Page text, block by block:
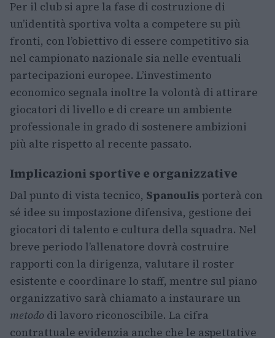
Per il club si apre la fase di costruzione di
un’identità sportiva volta a competere su più
fronti, con l’obiettivo di essere competitivo sia
nel campionato nazionale sia nelle eventuali
partecipazioni europee. L’investimento
economico segnala inoltre la volontà di attirare
giocatori di livello e di creare un ambiente
professionale in grado di sostenere ambizioni
più alte rispetto al recente passato.
Implicazioni sportive e organizzative
Dal punto di vista tecnico, Spanoulis porterà con
sé idee su impostazione difensiva, gestione dei
giocatori di talento e cultura della squadra. Nel
breve periodo l’allenatore dovrà costruire
rapporti con la dirigenza, valutare il roster
esistente e coordinare lo staff, mentre sul piano
organizzativo sarà chiamato a instaurare un
metodo di lavoro riconoscibile. La cifra
contrattuale evidenzia anche che le aspettative